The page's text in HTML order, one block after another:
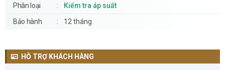
Phân loại
Kiểm tra áp suất
Bảo hành
12 tháng
HỖ TRỢ KHÁCH HÀNG